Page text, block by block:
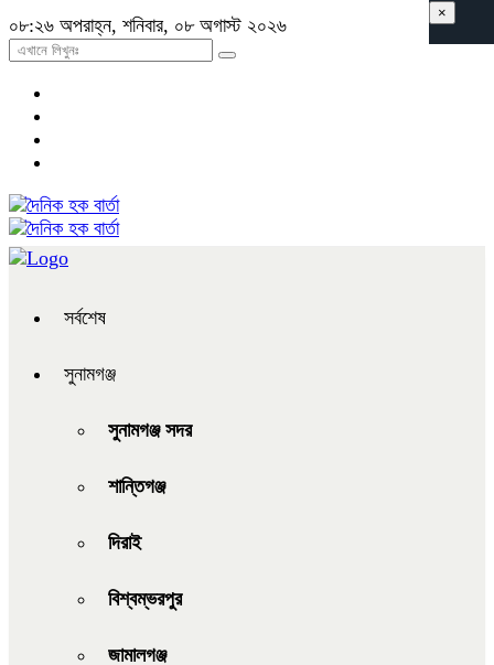
০৮:২৬ অপরাহ্ন, শনিবার, ০৮ অগাস্ট ২০২৬
সর্বশেষ
সুনামগঞ্জ
সুনামগঞ্জ সদর
শান্তিগঞ্জ
দিরাই
বিশ্বম্ভরপুর
জামালগঞ্জ
×